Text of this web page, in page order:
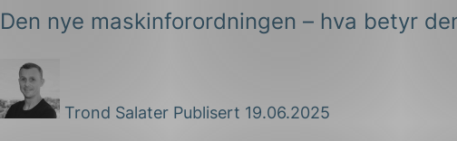
Den nye maskinforordningen – hva betyr
Trond Salater Publisert 19.06.2025